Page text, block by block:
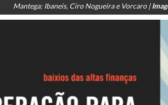
Mantega; Ibaneis, Ciro Nogueira e Vorcaro |